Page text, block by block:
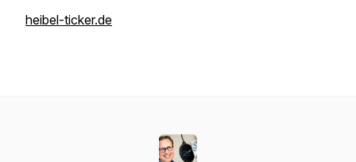
heibel-ticker.de